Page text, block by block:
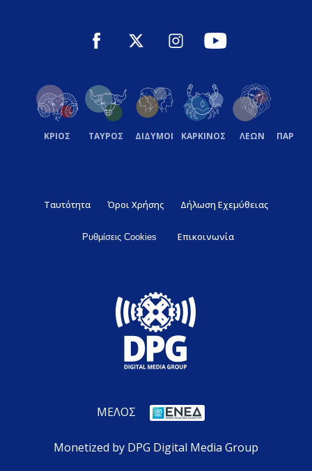
ΚΡΙΟΣ ΤΑΥΡΟΣ ΔΙΔΥΜΟΙ ΚΑΡΚΙΝΟΣ ΛΕΩΝ
Ταυτότητα Όροι Χρήσης Δήλωση Εχεμύθειας
Ρυθμίσεις Cookies Επικοινωνία
ΜΕΛΟΣ
Monetized by DPG Digital Media Group